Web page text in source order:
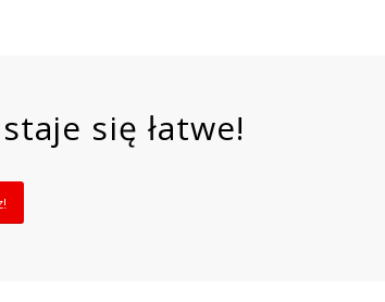
się łatwe!